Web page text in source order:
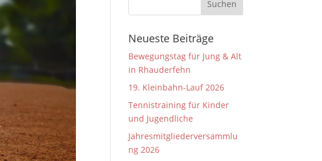
Neueste Beiträge
Bewegungstag für Jung & Alt
in Rhauderfehn
19. Kleinbahn-Lauf 2026
Tennistraining für Kinder
und Jugendliche
Jahresmitgliederversammlu
ng 2026